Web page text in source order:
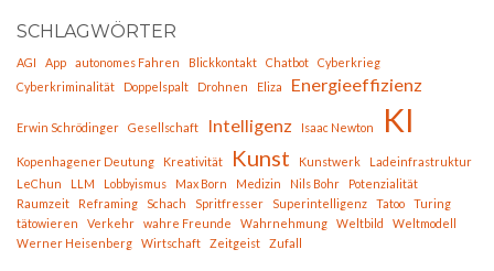
SCHLAGWÖRTER
AGI App autonomes Fahren Blickkontakt Chatbot
Cyberkrieg
Cyberkriminalität
Doppelspalt Drohnen Eliza Energieeffizienz
Erwin Schrödinger Gesellschaft Intelligenz Isaac Newton KI
Kopenhagener Deutung Kreativität Kunst Kunstwerk
Ladeinfrastruktur
LeChun
LLM Lobbyismus Max Born Medizin Nils Bohr
Potenzialität
Raumzeit
Reframing Schach Spritfresser Superintelligenz Tatoo
Turing
tätowieren
Verkehr wahre Freunde Wahrnehmung Weltbild
Weltmodell
Werner Heisenberg
Wirtschaft Zeitgeist Zufall